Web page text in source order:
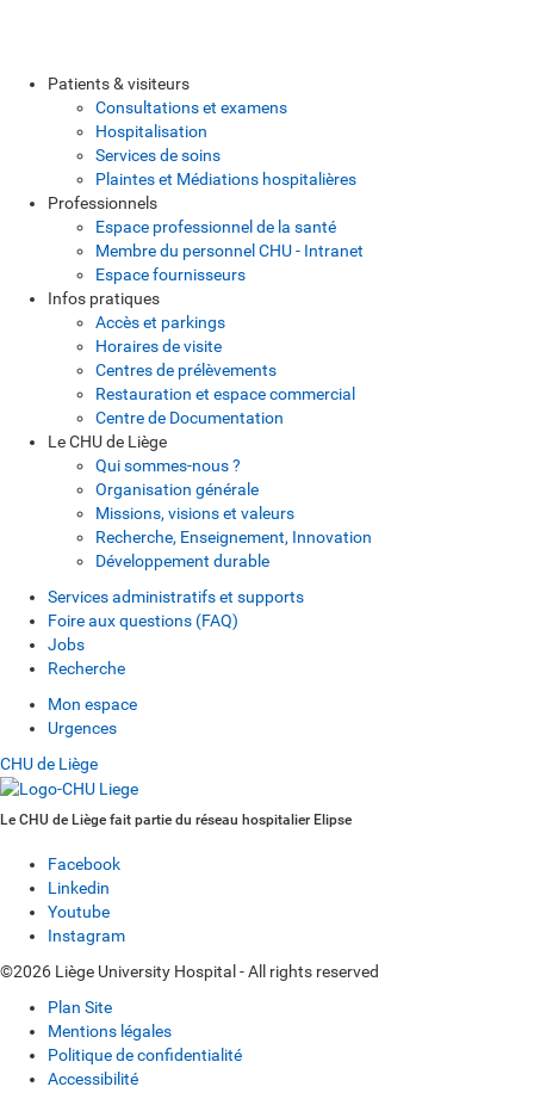
Patients & visiteurs
Consultations et examens
Hospitalisation
Services de soins
Plaintes et Médiations hospitalières
Professionnels
Espace professionnel de la santé
Membre du personnel CHU - Intranet
Espace fournisseurs
Infos pratiques
Accès et parkings
Horaires de visite
Centres de prélèvements
Restauration et espace commercial
Centre de Documentation
Le CHU de Liège
Qui sommes-nous ?
Organisation générale
Missions, visions et valeurs
Recherche, Enseignement, Innovation
Développement durable
Services administratifs et supports
Foire aux questions (FAQ)
Jobs
Recherche
Mon espace
Urgences
CHU de Liège
Le CHU de Liège fait partie du réseau hospitalier Elipse
Facebook
Linkedin
Youtube
Instagram
©2026 Liège University Hospital - All rights reserved
Plan Site
Mentions légales
Politique de confidentialité
Accessibilité